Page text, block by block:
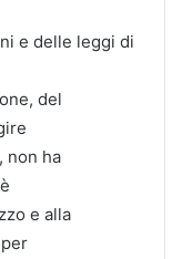
e delle leggi di
del
non ha
e alla